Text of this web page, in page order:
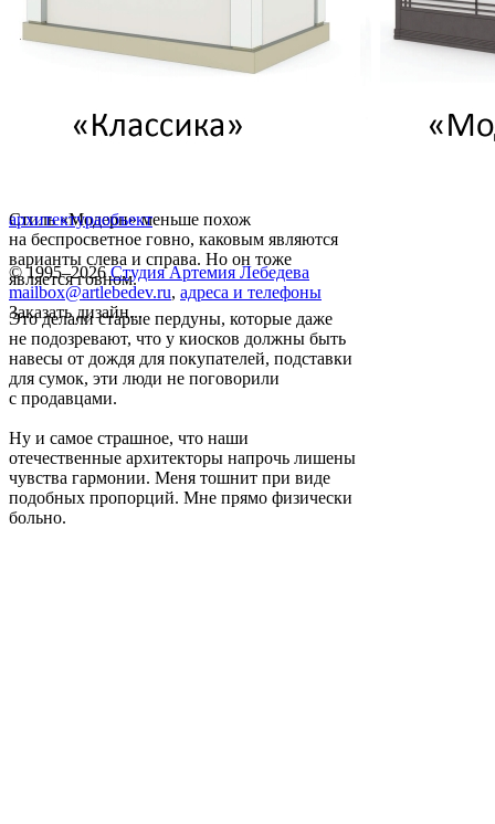
Стиль «Модерн» меньше похож
на беспросветное говно, каковым являются
варианты слева и справа. Но он тоже
является говном.
Это делали старые пердуны, которые даже
не подозревают, что у киосков должны быть
навесы от дождя для покупателей, подставки
для сумок, эти люди не поговорили
с продавцами.
Ну и самое страшное, что наши
отечественные архитекторы напрочь лишены
чувства гармонии. Меня тошнит при виде
подобных пропорций. Мне прямо физически
больно.
архитектураобъект
© 1995–2026 Студия Артемия Лебедева
mailbox@artlebedev.ru, адреса и телефоны
Заказать дизайн...